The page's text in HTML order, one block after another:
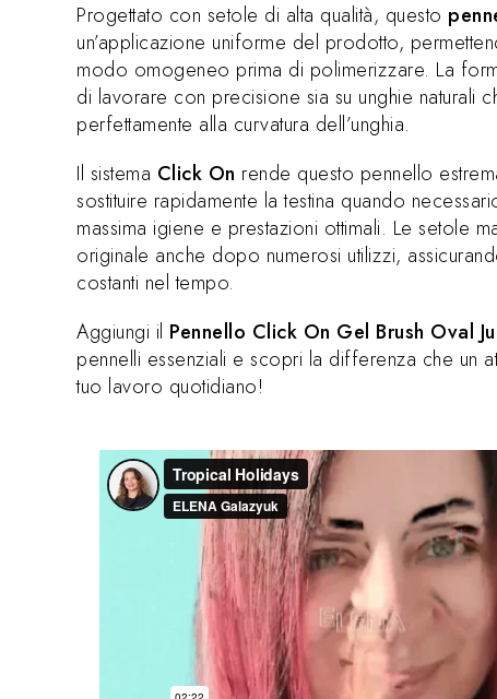
Progettato con setole di alta qualità, questo
un’applicazione uniforme del prodotto,
modo omogeneo prima di polimerizzare. La
di lavorare con precisione sia su unghie naturali
perfettamente alla curvatura dell’unghia.
Il sistema Click On rende questo pennello
sostituire rapidamente la testina quando
massima igiene e prestazioni ottimali. Le setole
originale anche dopo numerosi utilizzi,
costanti nel tempo.
Aggiungi il Pennello Click On Gel Brush Oval
pennelli essenziali e scopri la differenza che un
tuo lavoro quotidiano!